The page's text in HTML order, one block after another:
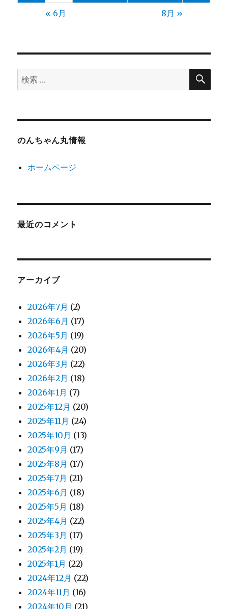
« 6月 8月 »
検
索:
検
のんちゃん丸情報
ホームページ
最近のコメント
アーカイブ
2026年7月 (2)
2026年6月 (17)
2026年5月 (19)
2026年4月 (20)
2026年3月 (22)
2026年2月 (18)
2026年1月 (7)
2025年12月 (20)
2025年11月 (24)
2025年10月 (13)
2025年9月 (17)
2025年8月 (17)
2025年7月 (21)
2025年6月 (18)
2025年5月 (18)
2025年4月 (22)
2025年3月 (17)
2025年2月 (19)
2025年1月 (22)
2024年12月 (22)
2024年11月 (16)
2024年10月 (21)